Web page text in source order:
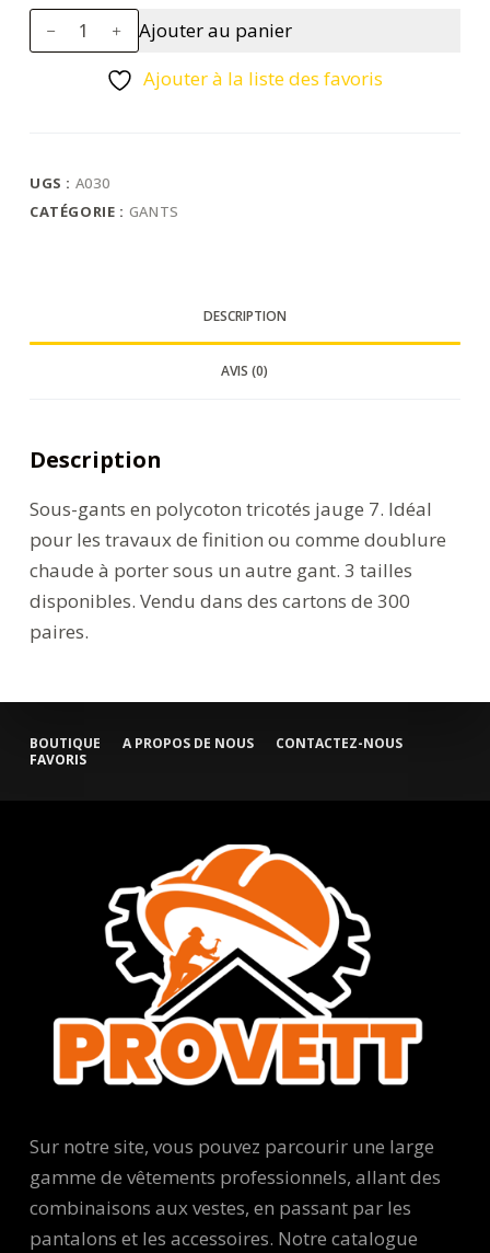
quantité
de
paires)
Ajouter au panier
Ajouter à la liste des favoris
UGS : A030
CATÉGORIE : GANTS
DESCRIPTION
AVIS (0)
Description
Sous-gants en polycoton tricotés jauge 7. Idéal
pour les travaux de finition ou comme doublure
chaude à porter sous un autre gant. 3 tailles
disponibles. Vendu dans des cartons de 300
paires.
BOUTIQUE A PROPOS DE NOUS
CONTACTEZ-NOUS
FAVORIS
Sur notre site, vous pouvez parcourir une large
gamme de vêtements professionnels, allant des
combinaisons aux vestes, en passant par les
pantalons et les accessoires. Notre catalogue